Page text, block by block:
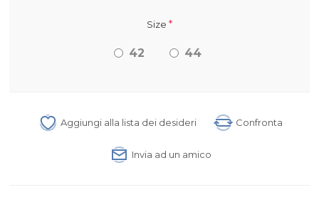
Size *
42 44
Aggiungi alla lista dei desideri Confronta
Invia ad un amico